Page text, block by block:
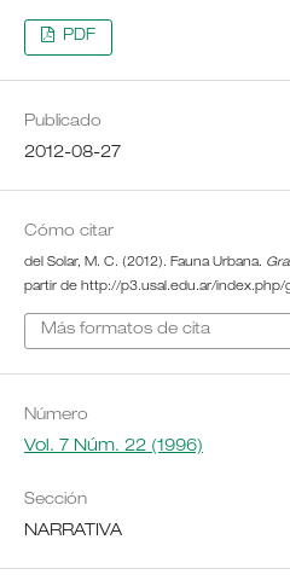
PDF
Publicado
2012-08-27
Cómo citar
del Solar, M. C. (2012). Fauna Urbana.
partir de http://p3.usal.edu.ar/
Más formatos de cita
Número
Vol. 7 Núm. 22 (1996)
Sección
NARRATIVA